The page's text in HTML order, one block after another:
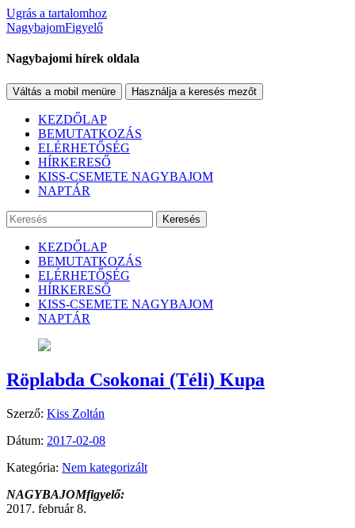
Ugrás a tartalomhoz
NagybajomFigyelő
Nagybajomi hírek oldala
Váltás a mobil menüre Használja a keresés mezőt
KEZDŐLAP
BEMUTATKOZÁS
ELÉRHETŐSÉG
HÍRKERESŐ
KISS-CSEMETE NAGYBAJOM
NAPTÁR
Keresés
KEZDŐLAP
BEMUTATKOZÁS
ELÉRHETŐSÉG
HÍRKERESŐ
KISS-CSEMETE NAGYBAJOM
NAPTÁR
Röplabda Csokonai (Téli) Kupa
Szerző: Kiss Zoltán
Dátum: 2017-02-08
Kategória: Nem kategorizált
NAGYBAJOMfigyelő:
2017. február 8.